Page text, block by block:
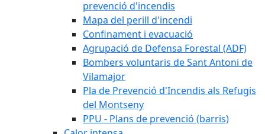
prevenció d'incendis
Mapa del perill d'incendi
Confinament i evacuació
Agrupació de Defensa Forestal (ADF)
Bombers voluntaris de Sant Antoni de
Vilamajor
Pla de Prevenció d'Incendis als Refugis
del Montseny
PPU - Plans de prevenció (barris)